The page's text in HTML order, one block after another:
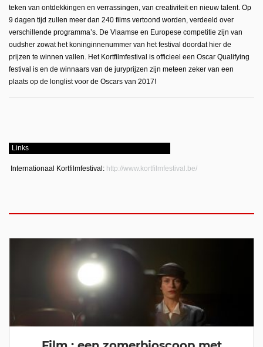
teken van ontdekkingen en verrassingen, van creativiteit en nieuw talent. Op
9 dagen tijd zullen meer dan 240 films vertoond worden, verdeeld over
verschillende programma’s. De Vlaamse en Europese competitie zijn van
oudsher zowat het koninginnenummer van het festival doordat hier de
prijzen te winnen vallen. Het Kortfilmfestival is officieel een Oscar Qualifying
festival is en de winnaars van de juryprijzen zijn meteen zeker van een
plaats op de longlist voor de Oscars van 2017!
Links
Internationaal Kortfilmfestival: http://www.kortfilmfestival.be/